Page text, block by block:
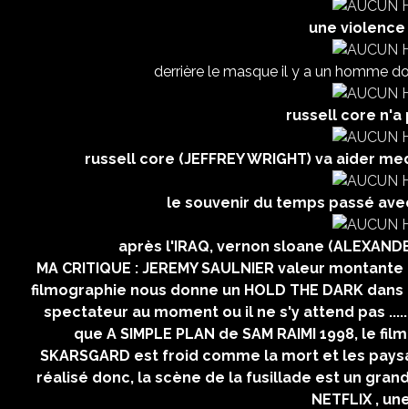
une
derrière le masque il y a un homme
russell core
russell core (JEFFREY WRIGHT) va aider
le souvenir du temps passé
après l'IRAQ, vernon sloane
MA CRITIQUE : JEREMY SAULNIER valeur
filmographie nous donne un HOLD THE DARK
spectateur au moment ou il ne s'y attend pas
que A SIMPLE PLAN de SAM RAIMI 1998, le
SKARSGARD est froid comme la mort et les
réalisé donc, la scène de la fusillade est un
NETFLIX ,